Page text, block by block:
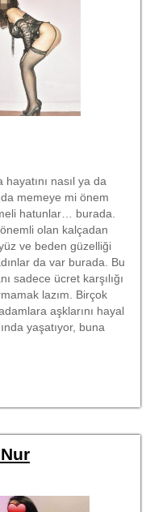
nasıl ya da
memeye mi önem
hatunlar… burada.
olan kalçadan
ve beden güzelliği
da var burada. Bu
sadece ücret karşılığı
lazım. Birçok
aşklarını hayal
yaşatıyor, buna